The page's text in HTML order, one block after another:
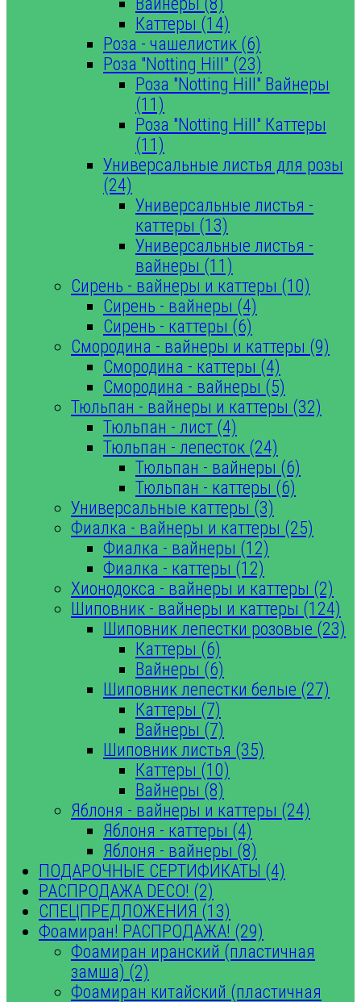
Каттеры (14)
Роза - чашелистик (6)
Роза "Notting Hill" (23)
Роза "Notting Hill" Вайнеры
(11)
Роза "Notting Hill" Каттеры
(11)
Универсальные листья для розы
(24)
Универсальные листья -
каттеры (13)
Универсальные листья -
вайнеры (11)
Сирень - вайнеры и каттеры (10)
Сирень - вайнеры (4)
Сирень - каттеры (6)
Смородина - вайнеры и каттеры (9)
Смородина - каттеры (4)
Смородина - вайнеры (5)
Тюльпан - вайнеры и каттеры (32)
Тюльпан - лист (4)
Тюльпан - лепесток (24)
Тюльпан - вайнеры (6)
Тюльпан - каттеры (6)
Универсальные каттеры (3)
Фиалка - вайнеры и каттеры (25)
Фиалка - вайнеры (12)
Фиалка - каттеры (12)
Хионодокса - вайнеры и каттеры (2)
Шиповник - вайнеры и каттеры (124)
Шиповник лепестки розовые (23)
Каттеры (6)
Вайнеры (6)
Шиповник лепестки белые (27)
Каттеры (7)
Вайнеры (7)
Шиповник листья (35)
Каттеры (10)
Вайнеры (8)
Яблоня - вайнеры и каттеры (24)
Яблоня - каттеры (4)
Яблоня - вайнеры (8)
ПОДАРОЧНЫЕ СЕРТИФИКАТЫ (4)
РАСПРОДАЖА DECO! (2)
СПЕЦПРЕДЛОЖЕНИЯ (13)
Фоамиран! РАСПРОДАЖА! (29)
Фоамиран иранский (пластичная
замша) (2)
Фоамиран китайский (пластичная